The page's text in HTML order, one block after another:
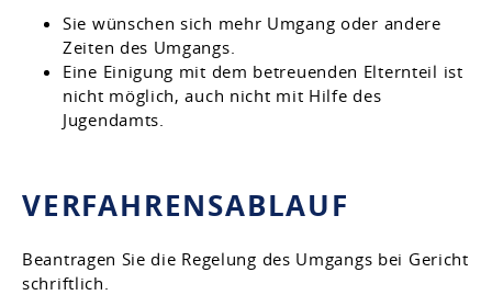
Sie wünschen sich mehr Umgang oder andere
Zeiten des Umgangs.
Eine Einigung mit dem betreuenden Elternteil ist
nicht möglich, auch nicht mit Hilfe des
Jugendamts.
VERFAHRENSABLAUF
Beantragen Sie die Regelung des Umgangs bei Gericht
schriftlich.